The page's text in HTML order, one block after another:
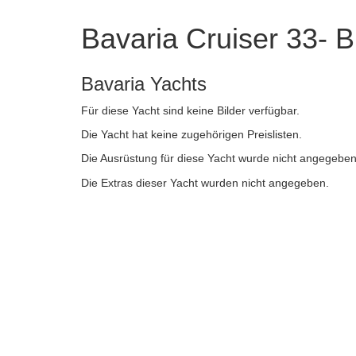
Bavaria Cruiser 33-
Bavaria Yachts
Für diese Yacht sind keine Bilder verfügbar.
Die Yacht hat keine zugehörigen Preislisten.
Die Ausrüstung für diese Yacht wurde nicht angegeben.
Die Extras dieser Yacht wurden nicht angegeben.